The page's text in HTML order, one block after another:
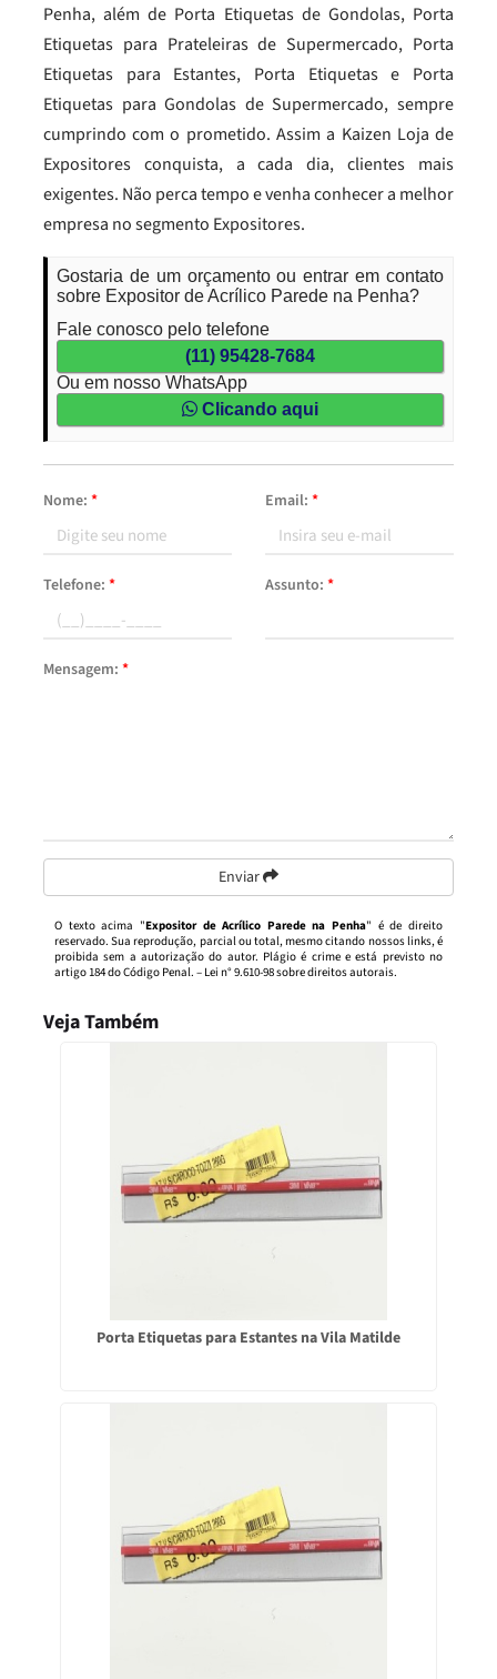
Penha, além de Porta Etiquetas de Gondolas, Porta
Etiquetas para Prateleiras de Supermercado, Porta
Etiquetas para Estantes, Porta Etiquetas e Porta
Etiquetas para Gondolas de Supermercado, sempre
cumprindo com o prometido. Assim a Kaizen Loja de
Expositores conquista, a cada dia, clientes mais
exigentes. Não perca tempo e venha conhecer a melhor
empresa no segmento Expositores.
Gostaria de um orçamento ou entrar em contato
sobre Expositor de Acrílico Parede na Penha?
Fale conosco pelo telefone
(11) 95428-7684
Ou em nosso WhatsApp
Clicando aqui
Nome: * Email: *
Telefone: * Assunto: *
Mensagem: *
Enviar
O texto acima "Expositor de Acrílico Parede na Penha" é de direito
reservado. Sua reprodução, parcial ou total, mesmo citando nossos links, é
proibida sem a autorização do autor. Plágio é crime e está previsto no
artigo 184 do Código Penal. – Lei n° 9.610-98 sobre direitos autorais.
Veja Também
Porta Etiquetas para Estantes na Vila Matilde